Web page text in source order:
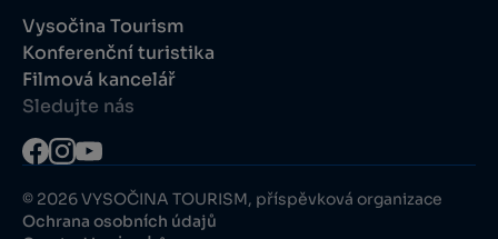
Vysočina Tourism
Konferenční turistika
Filmová kancelář
Sledujte nás
© 2026 VYSOČINA TOURISM, příspěvková organizace
Ochrana osobních údajů